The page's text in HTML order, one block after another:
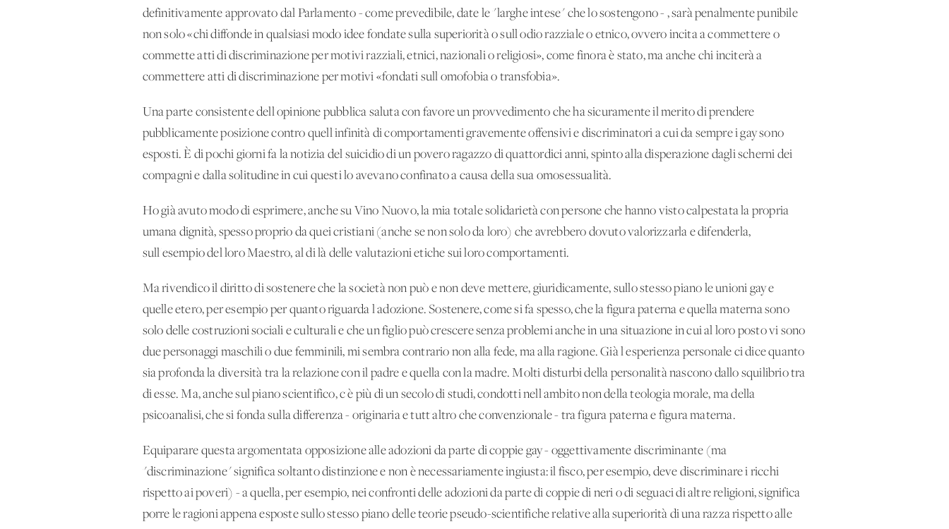
definitivamente approvato dal Parlamento - come prevedibile, date le "larghe intese" che lo sostengono - , sarà penalmente punibile
non solo «chi diffonde in qualsiasi modo idee fondate sulla superiorità o sull'odio razziale o etnico, ovvero incita a commettere o
commette atti di discriminazione per motivi razziali, etnici, nazionali o religiosi», come finora è stato, ma anche chi inciterà a
commettere atti di discriminazione per motivi «fondati sull'omofobia o transfobia».
Una parte consistente dell'opinione pubblica saluta con favore un provvedimento che ha sicuramente il merito di prendere
pubblicamente posizione contro quell'infinità di comportamenti gravemente offensivi e discriminatori a cui da sempre i gay sono
esposti. È di pochi giorni fa la notizia del suicidio di un povero ragazzo di quattordici anni, spinto alla disperazione dagli scherni dei
compagni e dalla solitudine in cui questi lo avevano confinato a causa della sua omosessualità.
Ho già avuto modo di esprimere, anche su Vino Nuovo, la mia totale solidarietà con persone che hanno visto calpestata la propria
umana dignità, spesso proprio da quei cristiani (anche se non solo da loro) che avrebbero dovuto valorizzarla e difenderla,
sull'esempio del loro Maestro, al di là delle valutazioni etiche sui loro comportamenti.
Ma rivendico il diritto di sostenere che la società non può e non deve mettere, giuridicamente, sullo stesso piano le unioni gay e
quelle etero, per esempio per quanto riguarda l'adozione. Sostenere, come si fa spesso, che la figura paterna e quella materna sono
solo delle costruzioni sociali e culturali e che un figlio può crescere senza problemi anche in una situazione in cui al loro posto vi sono
due personaggi maschili o due femminili, mi sembra contrario non alla fede, ma alla ragione. Già l'esperienza personale ci dice quanto
sia profonda la diversità tra la relazione con il padre e quella con la madre. Molti disturbi della personalità nascono dallo squilibrio tra
di esse. Ma, anche sul piano scientifico, c'è più di un secolo di studi, condotti nell'ambito non della teologia morale, ma della
psicoanalisi, che si fonda sulla differenza - originaria e tutt'altro che convenzionale - tra figura paterna e figura materna.
Equiparare questa argomentata opposizione alle adozioni da parte di coppie gay - oggettivamente discriminante (ma
"discriminazione" significa soltanto distinzione e non è necessariamente ingiusta: il fisco, per esempio, deve discriminare i ricchi
rispetto ai poveri) - a quella, per esempio, nei confronti delle adozioni da parte di coppie di neri o di seguaci di altre religioni, significa
porre le ragioni appena esposte sullo stesso piano delle teorie pseudo-scientifiche relative alla superiorità di una razza rispetto alle